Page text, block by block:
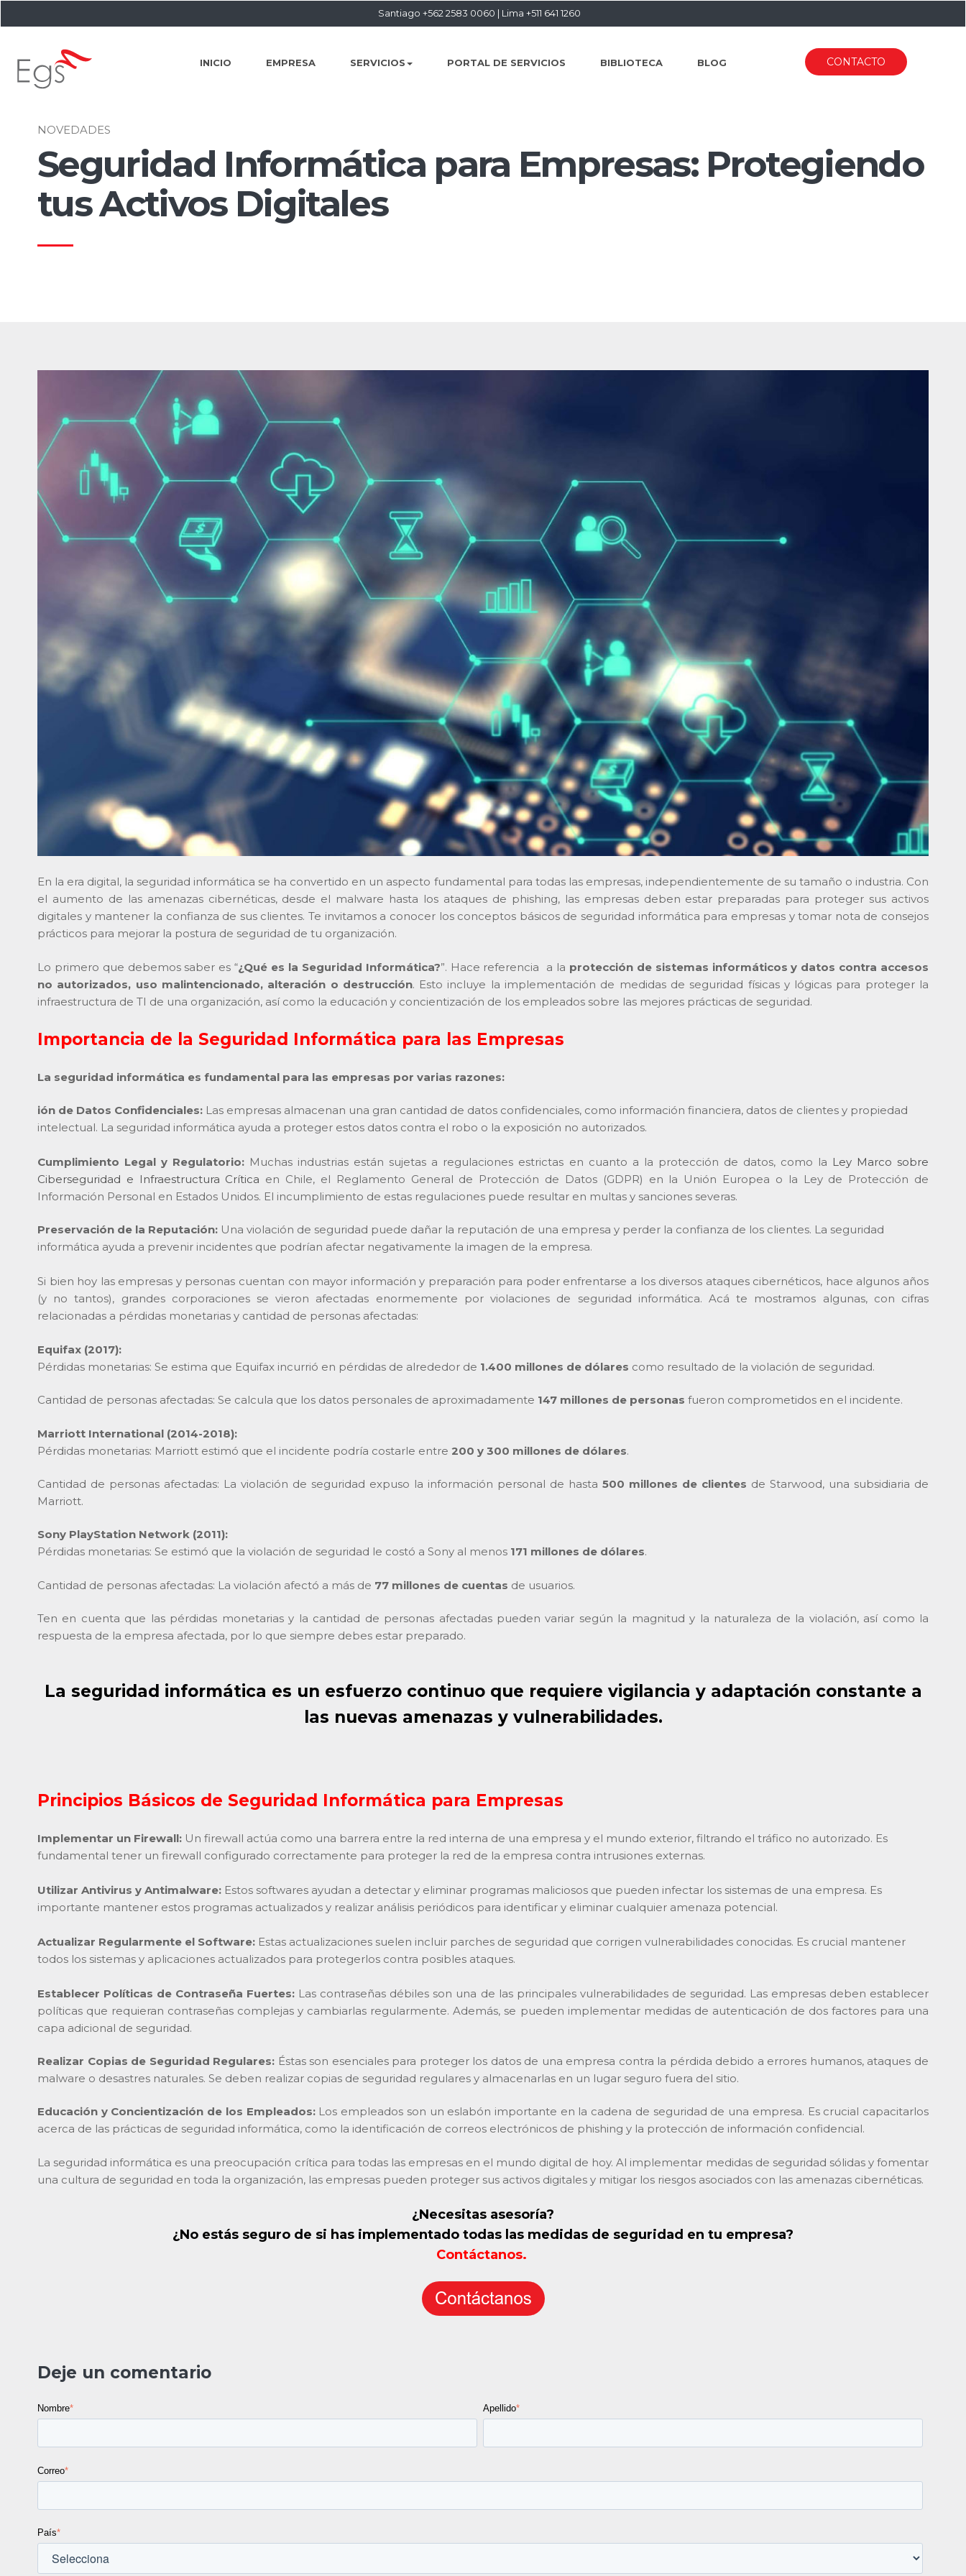
Santiago +562 2583 0060 Lima +511 641 1260
INICIO EMPRESA SERVICIOS PORTAL DE SERVICIOS BIBLIOTECA BLOG CONTACTO
NOVEDADES
Seguridad Informática para Empresas: Protegiendo
tus Activos Digitales
En la era digital, la seguridad informática se ha convertido en un aspecto fundamental para todas las empresas, independientemente de su tamaño o industria. Con
el aumento de las amenazas cibernéticas, desde el malware hasta los ataques de phishing, las empresas deben estar preparadas para proteger sus activos
digitales y mantener la confianza de sus clientes. Te invitamos a conocer los conceptos básicos de seguridad informática para empresas y tomar nota de consejos
prácticos para mejorar la postura de seguridad de tu organización.
Lo primero que debemos saber es “¿Qué es la Seguridad Informática?”. Hace referencia a la protección de sistemas informáticos y datos contra accesos
no autorizados, uso malintencionado, alteración o destrucción. Esto incluye la implementación de medidas de seguridad físicas y lógicas para proteger la
infraestructura de TI de una organización, así como la educación y concientización de los empleados sobre las mejores prácticas de seguridad.
Importancia de la Seguridad Informática para las Empresas
La seguridad informática es fundamental para las empresas por varias razones:
ión de Datos Confidenciales: Las empresas almacenan una gran cantidad de datos confidenciales, como información financiera, datos de clientes y propiedad
intelectual. La seguridad informática ayuda a proteger estos datos contra el robo o la exposición no autorizados.
Cumplimiento Legal y Regulatorio: Muchas industrias están sujetas a regulaciones estrictas en cuanto a la protección de datos, como la Ley Marco sobre
Ciberseguridad e Infraestructura Crítica en Chile, el Reglamento General de Protección de Datos (GDPR) en la Unión Europea o la Ley de Protección de
Información Personal en Estados Unidos. El incumplimiento de estas regulaciones puede resultar en multas y sanciones severas.
Preservación de la Reputación: Una violación de seguridad puede dañar la reputación de una empresa y perder la confianza de los clientes. La seguridad
informática ayuda a prevenir incidentes que podrían afectar negativamente la imagen de la empresa.
Si bien hoy las empresas y personas cuentan con mayor información y preparación para poder enfrentarse a los diversos ataques cibernéticos, hace algunos años
(y no tantos), grandes corporaciones se vieron afectadas enormemente por violaciones de seguridad informática. Acá te mostramos algunas, con cifras
relacionadas a pérdidas monetarias y cantidad de personas afectadas:
Equifax (2017):
Pérdidas monetarias: Se estima que Equifax incurrió en pérdidas de alrededor de 1.400 millones de dólares como resultado de la violación de seguridad.
Cantidad de personas afectadas: Se calcula que los datos personales de aproximadamente 147 millones de personas fueron comprometidos en el incidente.
Marriott International (2014-2018):
Pérdidas monetarias: Marriott estimó que el incidente podría costarle entre 200 y 300 millones de dólares.
Cantidad de personas afectadas: La violación de seguridad expuso la información personal de hasta 500 millones de clientes de Starwood, una subsidiaria de
Marriott.
Sony PlayStation Network (2011):
Pérdidas monetarias: Se estimó que la violación de seguridad le costó a Sony al menos 171 millones de dólares.
Cantidad de personas afectadas: La violación afectó a más de 77 millones de cuentas de usuarios.
Ten en cuenta que las pérdidas monetarias y la cantidad de personas afectadas pueden variar según la magnitud y la naturaleza de la violación, así como la
respuesta de la empresa afectada, por lo que siempre debes estar preparado.
La seguridad informática es un esfuerzo continuo que requiere vigilancia y adaptación constante a
las nuevas amenazas y vulnerabilidades.
Principios Básicos de Seguridad Informática para Empresas
Implementar un Firewall: Un firewall actúa como una barrera entre la red interna de una empresa y el mundo exterior, filtrando el tráfico no autorizado. Es
fundamental tener un firewall configurado correctamente para proteger la red de la empresa contra intrusiones externas.
Utilizar Antivirus y Antimalware: Estos softwares ayudan a detectar y eliminar programas maliciosos que pueden infectar los sistemas de una empresa. Es
importante mantener estos programas actualizados y realizar análisis periódicos para identificar y eliminar cualquier amenaza potencial.
Actualizar Regularmente el Software: Estas actualizaciones suelen incluir parches de seguridad que corrigen vulnerabilidades conocidas. Es crucial mantener
todos los sistemas y aplicaciones actualizados para protegerlos contra posibles ataques.
Establecer Políticas de Contraseña Fuertes: Las contraseñas débiles son una de las principales vulnerabilidades de seguridad. Las empresas deben establecer
políticas que requieran contraseñas complejas y cambiarlas regularmente. Además, se pueden implementar medidas de autenticación de dos factores para una
capa adicional de seguridad.
Realizar Copias de Seguridad Regulares: Éstas son esenciales para proteger los datos de una empresa contra la pérdida debido a errores humanos, ataques de
malware o desastres naturales. Se deben realizar copias de seguridad regulares y almacenarlas en un lugar seguro fuera del sitio.
Educación y Concientización de los Empleados:Los empleados son un eslabón importante en la cadena de seguridad de una empresa. Es crucial capacitarlos
acerca de las prácticas de seguridad informática, como la identificación de correos electrónicos de phishing y la protección de información confidencial.
La seguridad informática es una preocupación crítica para todas las empresas en el mundo digital de hoy. Al implementar medidas de seguridad sólidas y fomentar
una cultura de seguridad en toda la organización, las empresas pueden proteger sus activos digitales y mitigar los riesgos asociados con las amenazas cibernéticas.
¿Necesitas asesoría?
¿No estás seguro de si has implementado todas las medidas de seguridad en tu empresa?
Contáctanos.
Deje un comentario
Nombre* Apellido*
Correo*
País*